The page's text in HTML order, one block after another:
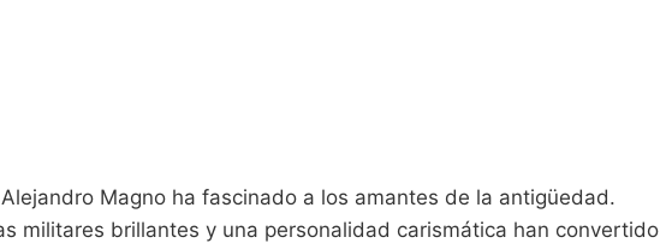
Magno ha fascinado a los amantes de la antigüedad.
militares brillantes y una personalidad carismática han convertido